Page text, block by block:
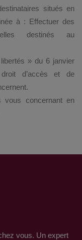
situés en
à : Effectuer des
destinés au
» du 6 janvier
d’accès et de
vous concernant en
vous. Un expert